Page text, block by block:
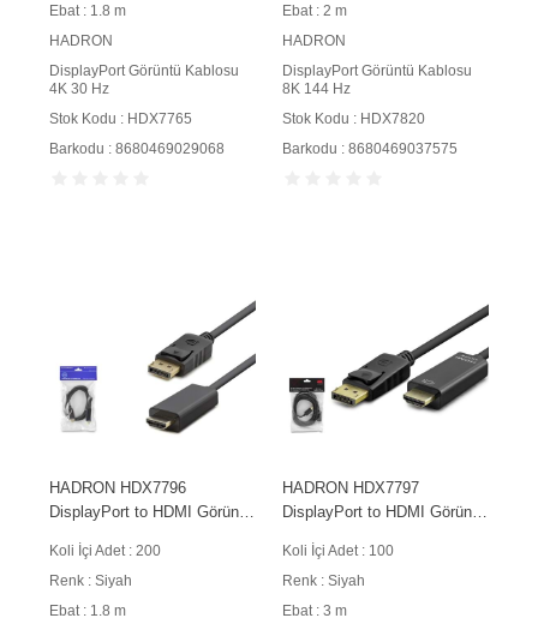
Ebat : 1.8 m
HADRON
DisplayPort Görüntü Kablosu
4K 30 Hz
Stok Kodu : HDX7765
Barkodu : 8680469029068
Ebat : 2 m
HADRON
DisplayPort Görüntü Kablosu
8K 144 Hz
Stok Kodu : HDX7820
Barkodu : 8680469037575
HADRON HDX7796
DisplayPort to HDMI Görüntü
Siyah
Koli İçi Adet : 200
Renk : Siyah
Ebat : 1.8 m
HADRON HDX7797
DisplayPort to HDMI Görüntü
Koli İçi Adet : 100
Renk : Siyah
Ebat : 3 m